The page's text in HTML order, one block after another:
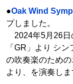
●Oak Wind
プしました。
2024年5月26日
「GR」より シ
の吹奏楽のため
より、を演奏しま